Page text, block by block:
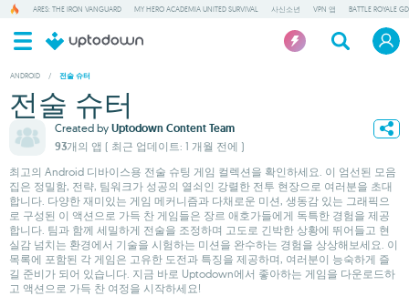
ARES: THE IRON VANGUARD MY HERO ACADEMIA UNITED SURVIVAL 사신소년 VPN 앱 BATTLE ROYALE GD
ANDROID / 전술 슈터
전술 슈터
Created by Uptodown Content Team
93개의 앱 ( 최근 업데이트: 1 개월 전에 )
최고의 Android 디바이스용 전술 슈팅 게임 컬렉션을 확인하세요. 이 엄선된 모음
집은 정밀함, 전략, 팀워크가 성공의 열쇠인 강렬한 전투 현장으로 여러분을 초대
합니다. 다양한 재미있는 게임 메커니즘과 다채로운 미션, 생동감 있는 그래픽으
로 구성된 이 액션으로 가득 찬 게임들은 장르 애호가들에게 독특한 경험을 제공
합니다. 팀과 함께 세밀하게 전술을 조정하며 고도로 긴박한 상황에 뛰어들고 현
실감 넘치는 환경에서 기술을 시험하는 미션을 완수하는 경험을 상상해보세요. 이
목록에 포함된 각 게임은 고유한 도전과 특징을 제공하며, 여러분이 능숙하게 즐
길 준비가 되어 있습니다. 지금 바로 Uptodown에서 좋아하는 게임을 다운로드하
고 액션으로 가득 찬 여정을 시작하세요!